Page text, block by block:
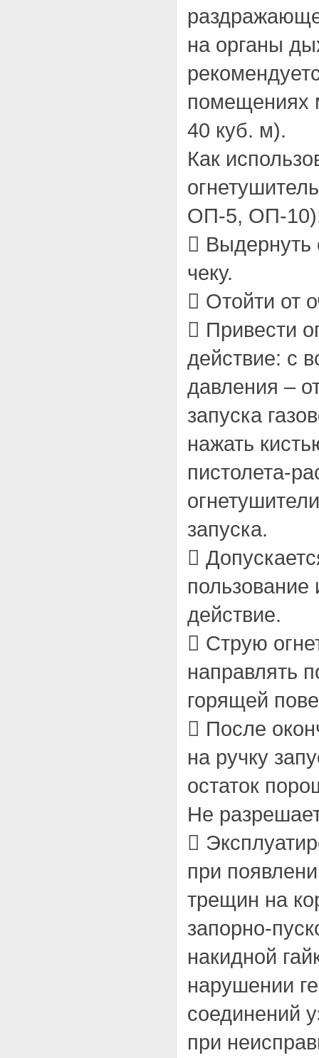
на органы
помещениях
40 куб. м).
Как
ОП-5, ОП-

чеку.
 Отойти от
 Привести
действие: с
давления –
запуска
нажать
пистолета-
запуска.

пользование
действие.
 Струю
направлять
горящей
 После
на ручку
остаток
Не

при
трещин на
запорно-
накидной
нарушении
соединений
при